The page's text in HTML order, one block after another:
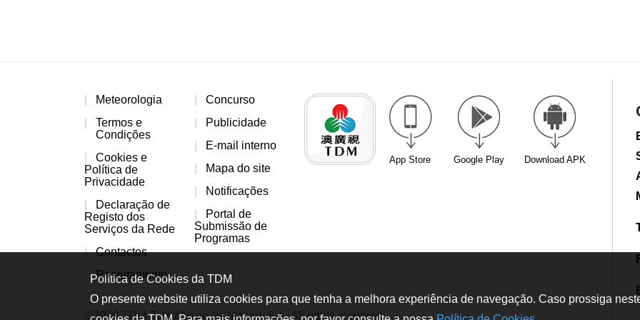
Meteorologia
Termos e
Condições
Cookies e
Política de
Privacidade
Declaração de
Registo dos
Serviços da Rede
Contactos
Recrutamento
Concurso
Publicidade
E-mail interno
Mapa do site
Notificações
Portal de
Submissão de
Programas
App Store Google Play Download APK
©2026 TDM-Teledifusão de Macau, S.A. All rights reserved
Política de Cookies da TDM
O presente website utiliza cookies para que tenha a melhora experiência de navegação. Caso prossiga